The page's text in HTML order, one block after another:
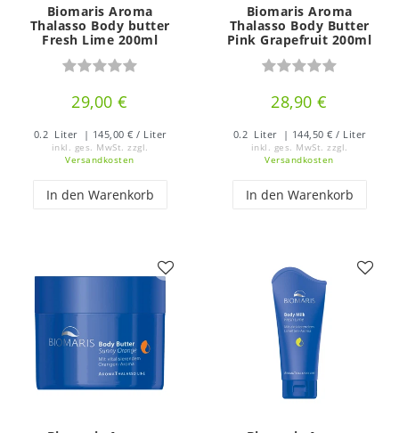
Biomaris Aroma
Thalasso Body butter
Fresh Lime 200ml
29,00 €
0.2 Liter | 145,00 € / Liter
inkl. ges. MwSt. zzgl.
Versandkosten
In den Warenkorb
Biomaris Aroma
Thalasso Body Butter
Pink Grapefruit 200ml
28,90 €
0.2 Liter | 144,50 € / Liter
inkl. ges. MwSt. zzgl.
Versandkosten
In den Warenkorb